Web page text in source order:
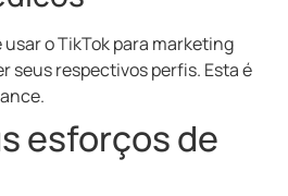
o TikTok para marketing
seus respectivos perfis. Esta é
esforços de